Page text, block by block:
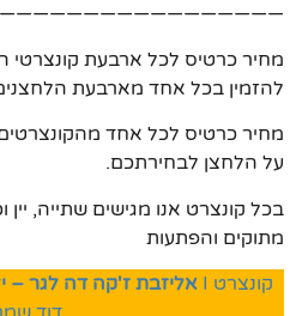
להזמין בכל אחד מארבעת
על הלחצן לבחירתכם.
בכל קונצרט אנו מגישים שתייה, יין
מתוקים והפתעות
קונצרט I
אליזבת ז'קה דה לגר –